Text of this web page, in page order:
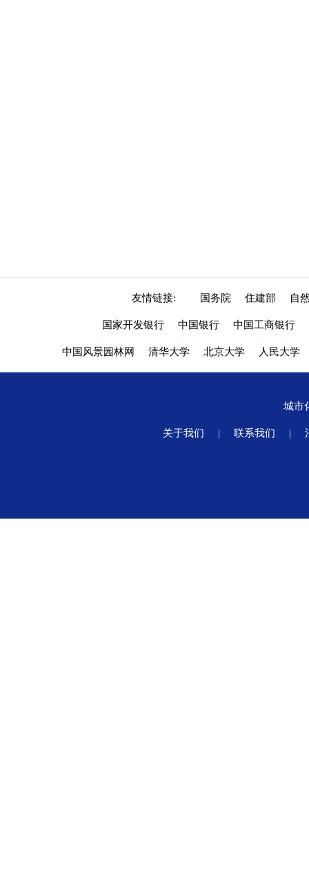
友情链接: 国务院 住建部 自
国家开发银行 中国银行 中国工商银行
中国风景园林网 清华大学 北京大学 人民大学
城市
关于我们 | 联系我们 |